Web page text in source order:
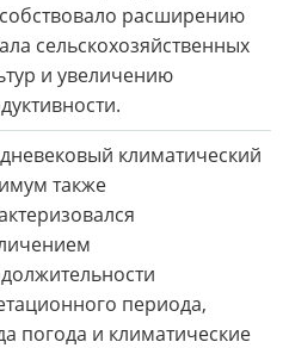
расширению
сельскохозяйственных
и увеличению
климатический
также
периода,
погода и климатические